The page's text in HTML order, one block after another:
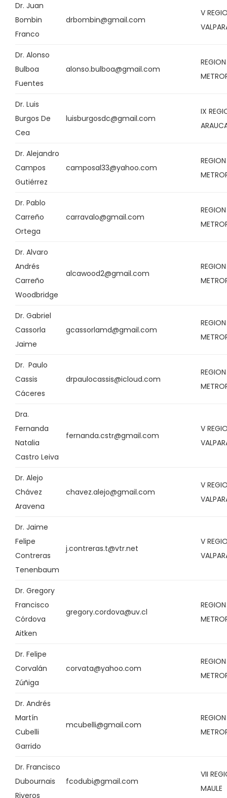
Dr. Juan
Bombin
Franco
drbombin@gmail.com
V
Dr. Alonso
Bulboa
Fuentes
alonso.bulboa@gmail.com
REGION
Dr. Luis
Burgos De
Cea
luisburgosdc@gmail.com
IX
Dr. Alejandro
Campos
Gutiérrez
camposal33@yahoo.com
REGION
Dr. Pablo
Carreño
Ortega
carravalo@gmail.com
REGION
Dr. Alvaro
Andrés
Carreño
Woodbridge
alcawood2@gmail.com
REGION
Dr. Gabriel
Cassorla
Jaime
gcassorlamd@gmail.com
REGION
Dr. Paulo
Cassis
Cáceres
drpaulocassis@icloud.com
REGION
Dra.
Fernanda
Natalia
Castro Leiva
fernanda.cstr@gmail.com
V
Dr. Alejo
Chávez
Aravena
chavez.alejo@gmail.com
V
Dr. Jaime
Felipe
Contreras
Tenenbaum
j.contreras.t@vtr.net
V
Dr. Gregory
Francisco
Córdova
Aitken
gregory.cordova@uv.cl
REGION
Dr. Felipe
Corvalán
Zúñiga
corvata@yahoo.com
REGION
Dr. Andrés
Martín
Cubelli
Garrido
mcubelli@gmail.com
REGION
Dr. Francisco
Dubournais
Riveros
fcodubi@gmail.com
VII
MAULE